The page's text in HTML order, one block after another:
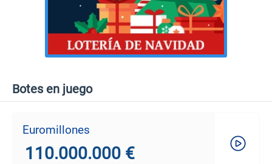
Botes en juego
Euromillones
110.000.000 €